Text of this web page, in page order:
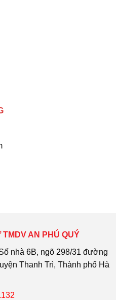
AN PHÚ QUÝ
nhà 6B, ngõ 298/31 đường
Thanh Trì, Thành phố Hà